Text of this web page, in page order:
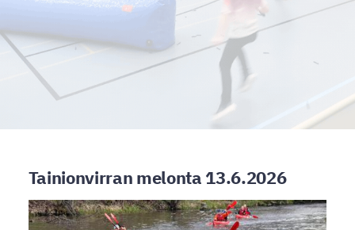
Tainionvirran melonta 13.6.2026